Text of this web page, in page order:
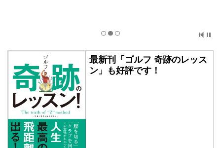
最新刊「ゴルフ 奇跡のレッス
ン」も好評です！